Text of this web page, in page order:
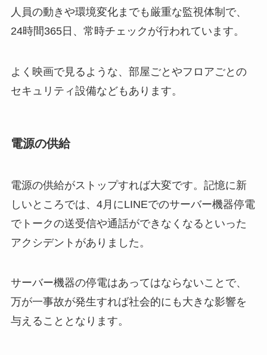
人員の動きや環境変化までも厳重な監視体制で、
24時間365日、常時チェックが行われています。
よく映画で見るような、部屋ごとやフロアごとの
セキュリティ設備などもあります。
電源の供給
電源の供給がストップすれば大変です。記憶に新
しいところでは、4月にLINEでのサーバー機器停電
でトークの送受信や通話ができなくなるといった
アクシデントがありました。
サーバー機器の停電はあってはならないことで、
万が一事故が発生すれば社会的にも大きな影響を
与えることとなります。